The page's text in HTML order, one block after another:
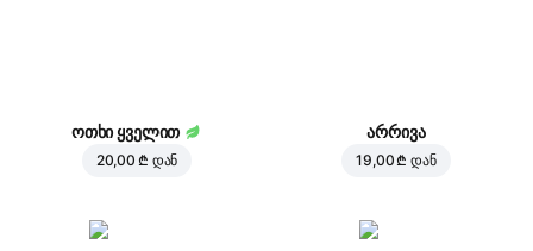
ოთხი ყველით
20,00 ₾ დან
არრივა
19,00 ₾ დან